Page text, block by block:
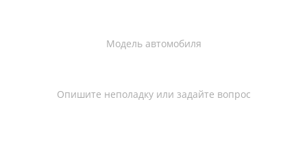
Модель автомобиля
Опишите неполадку или задайте вопрос